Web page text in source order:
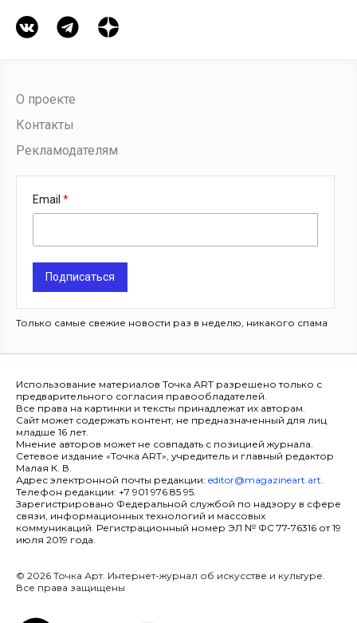
О проекте
Контакты
Рекламодателям
Email
Подписаться
Только самые свежие новости раз в неделю, никакого спама
Использование материалов Точка ART разрешено только с
предварительного согласия правообладателей.
Все права на картинки и тексты принадлежат их авторам.
Сайт может содержать контент, не предназначенный для лиц
младше 16 лет.
Мнение авторов может не совпадать с позицией журнала.
Сетевое издание «Точка ART», учредитель и главный редактор
Малая К. В.
Адрес электронной почты редакции: editor@magazineart.art.
Телефон редакции: +7 901 976 85 95.
Зарегистрировано Федеральной службой по надзору в сфере
связи, информационных технологий и массовых
коммуникаций. Регистрационный номер ЭЛ № ФС 77-76316 от 19
июля 2019 года.
© 2026 Точка Арт. Интернет-журнал об искусстве и культуре.
Все права защищены